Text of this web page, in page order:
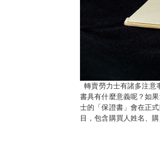
轉賣勞力士有諸多注意
書具有什麼意義呢？如
士的「保證書」會在正
目，包含購買人姓名、